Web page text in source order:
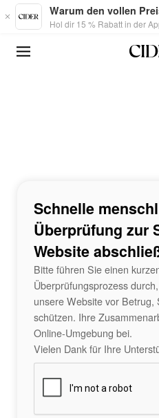
Skip to main content
Warum den vollen
Hol dir 15 % Rabatt in der
Schnelle
Überprüfung zur
Website
Bitte führen Sie einen
Überprüfungsprozess
unsere Website vor Betrug,
schützen. Ihre
Online-Umgebung bei.
Vielen Dank für Ihre